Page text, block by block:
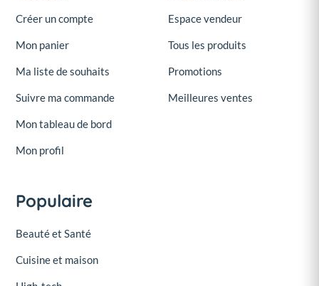
Créer un compte
Mon panier
Ma liste de souhaits
Suivre ma commande
Mon tableau de bord
Mon profil
Espace vendeur
Tous les produits
Promotions
Meilleures ventes
Populaire
Beauté et Santé
Cuisine et maison